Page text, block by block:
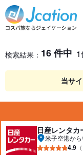
レンタカー検索・比較
レンタカー検索結果
検索結果： 16 件中
当サ
日産レンタカ
米子空港か
4.9